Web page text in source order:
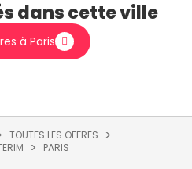
dans cette ville
à Paris
TOUTES LES OFFRES
PARIS